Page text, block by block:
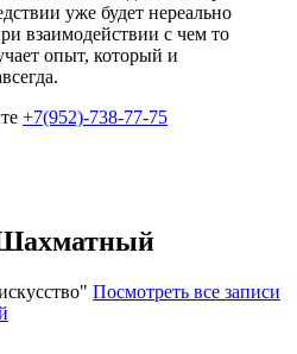
уже будет нереально
взаимодействии с чем то
опыт, который и
+7(952)-738-77-75
Посмотреть все записи